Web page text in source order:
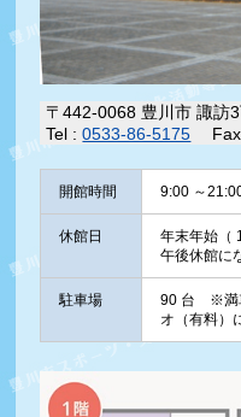
〒442-0068 豊川市 諏訪
Tel :0533-86-5175 Fax
開館時間 9:00 ～
休館日
年末年始（
午後休館に
駐車場
90 台 ※満
オ（有料）